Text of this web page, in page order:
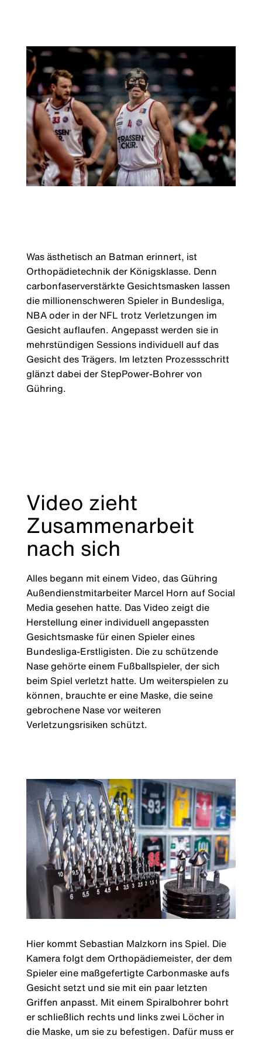
Was ästhetisch an Batman erinnert, ist
Orthopädietechnik der Königsklasse. Denn
carbonfaserverstärkte Gesichtsmasken lassen
die millionenschweren Spieler in Bundesliga,
NBA oder in der NFL trotz Verletzungen im
Gesicht auflaufen. Angepasst werden sie in
mehrstündigen Sessions individuell auf das
Gesicht des Trägers. Im letzten Prozessschritt
glänzt dabei der StepPower-Bohrer von
Gühring.
Video zieht
Zusammenarbeit
nach sich
Alles begann mit einem Video, das Gühring
Außendienstmitarbeiter Marcel Horn auf Social
Media gesehen hatte. Das Video zeigt die
Herstellung einer individuell angepassten
Gesichtsmaske für einen Spieler eines
Bundesliga-Erstligisten. Die zu schützende
Nase gehörte einem Fußballspieler, der sich
beim Spiel verletzt hatte. Um weiterspielen zu
können, brauchte er eine Maske, die seine
gebrochene Nase vor weiteren
Verletzungsrisiken schützt.
Hier kommt Sebastian Malzkorn ins Spiel. Die
Kamera folgt dem Orthopädiemeister, der dem
Spieler eine maßgefertigte Carbonmaske aufs
Gesicht setzt und sie mit ein paar letzten
Griffen anpasst. Mit einem Spiralbohrer bohrt
er schließlich rechts und links zwei Löcher in
die Maske, um sie zu befestigen. Dafür muss er